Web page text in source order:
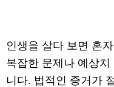
인생을 살다 보면 혼
복잡한 문제나 예상
니다. 법적인 증거가